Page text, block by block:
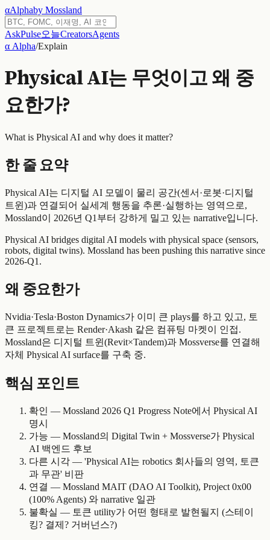
αAlphaby Mossland
AskPulse오늘CreatorsAgents
α Alpha/Explain
Physical AI는 무엇이고 왜 중
요한가?
What is Physical AI and why does it matter?
한 줄 요약
Physical AI는 디지털 AI 모델이 물리 공간(센서·로봇·디지털
트윈)과 연결되어 실세계 행동을 추론·실행하는 영역으로,
Mossland이 2026년 Q1부터 강하게 밀고 있는 narrative입니다.
Physical AI bridges digital AI models with physical space (sensors,
robots, digital twins). Mossland has been pushing this narrative since
2026-Q1.
왜 중요한가
Nvidia·Tesla·Boston Dynamics가 이미 큰 plays를 하고 있고, 토
큰 프로젝트로는 Render·Akash 같은 컴퓨팅 마켓이 인접.
Mossland은 디지털 트윈(Revit×Tandem)과 Mossverse를 연결해
자체 Physical AI surface를 구축 중.
핵심 포인트
확인 — Mossland 2026 Q1 Progress Note에서 Physical AI
명시
가능 — Mossland의 Digital Twin + Mossverse가 Physical
AI 백엔드 후보
다른 시각 — 'Physical AI는 robotics 회사들의 영역, 토큰
과 무관' 비판
연결 — Mossland MAIT (DAO AI Toolkit), Project 0x00
(100% Agents) 와 narrative 일관
불확실 — 토큰 utility가 어떤 형태로 발현될지 (스테이
킹? 결제? 거버넌스?)